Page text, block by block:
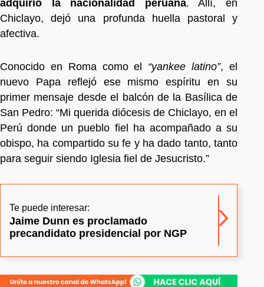
adquirió la nacionalidad peruana. Allí, en
Chiclayo, dejó una profunda huella pastoral y
afectiva.
Conocido en Roma como el “yankee latino”, el
nuevo Papa reflejó ese mismo espíritu en su
primer mensaje desde el balcón de la Basílica de
San Pedro: “Mi querida diócesis de Chiclayo, en el
Perú donde un pueblo fiel ha acompañado a su
obispo, ha compartido su fe y ha dado tanto, tanto
para seguir siendo Iglesia fiel de Jesucristo.”
Te puede interesar:
Jaime Dunn es proclamado
precandidato presidencial por NGP